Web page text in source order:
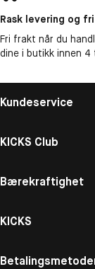
Rask levering og
Fri frakt når du
dine i butikk innen
Kundeservice
KICKS Club
Bærekraftighet
KICKS